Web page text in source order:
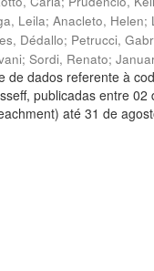
Leila;Anacleto, Helen;
Dédallo; Petrucci,
;Sordi, Renato;
de dados referente à
publicadas entre
até 31 de